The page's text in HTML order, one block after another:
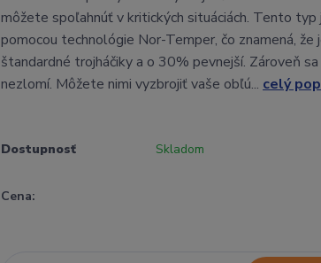
môžete spoľahnúť v kritických situáciách. Tento
pomocou technológie Nor-Temper, čo znamená, že
štandardné trojháčiky a o 30% pevnejší. Zároveň
nezlomí. Môžete nimi vyzbrojiť vaše obľú... celý
Dostupnosť Skladom
Cena: